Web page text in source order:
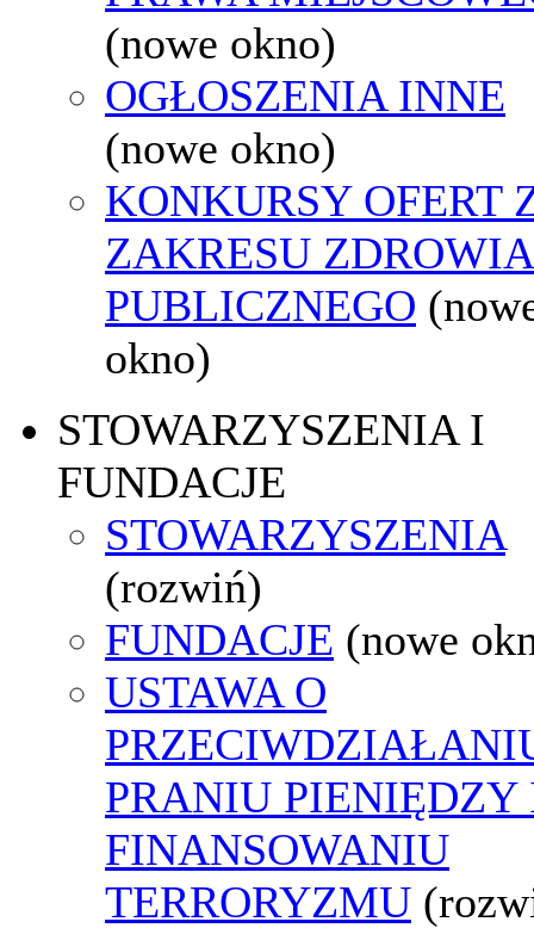
(nowe okno)
OGŁOSZENIA INNE
(nowe okno)
KONKURSY OFERT
ZAKRESU ZDROWIA
PUBLICZNEGO
okno)
STOWARZYSZENIA I
FUNDACJE
STOWARZYSZENIA
(rozwiń)
FUNDACJE (nowe
USTAWA O
PRANIU PIENIĘDZY
FINANSOWANIU
TERRORYZMU